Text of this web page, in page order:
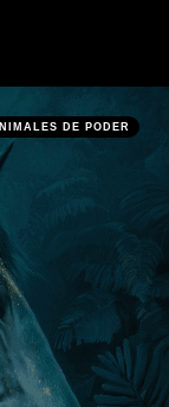
DE PODER